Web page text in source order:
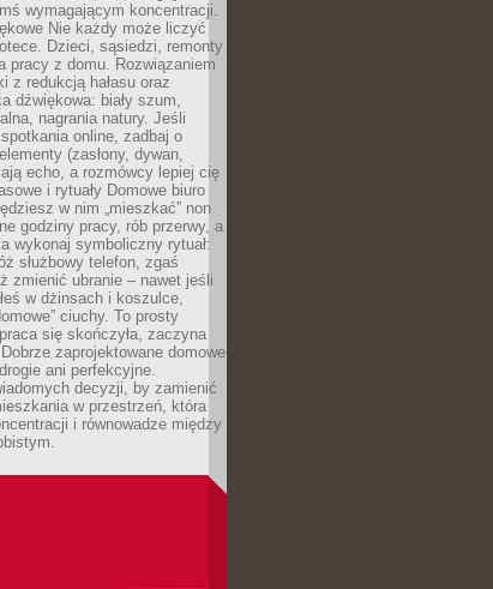
wymagającym koncentracji.
Nie każdy może liczyć
Dzieci, sąsiedzi, remonty
pracy z domu. Rozwiązaniem
z redukcją hałasu oraz
dźwiękowa: biały szum,
nagrania natury. Jeśli
online, zadbaj o
(zasłony, dywan,
echo, a rozmówcy lepiej cię
i rytuały Domowe biuro
w nim „mieszkać” non
godziny pracy, rób przerwy, a
wykonaj symboliczny rytuał:
służbowy telefon, zgaś
zmienić ubranie – nawet jeśli
w dżinsach i koszulce,
ciuchy. To prosty
się skończyła, zaczyna
zaprojektowane domowe
ani perfekcyjne.
decyzji, by zamienić
w przestrzeń, która
i równowadze między